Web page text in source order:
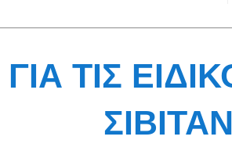
ΓΙΑ ΤΙΣ